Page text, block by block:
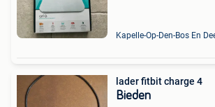
lader fitbit charge 4
Bieden